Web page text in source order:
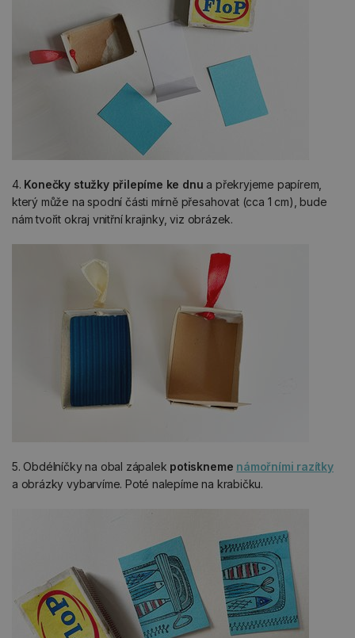
4. Konečky stužky přilepíme ke dnu a překryjeme papírem,
který může na spodní části mírně přesahovat (cca 1 cm), bude
nám tvořit okraj vnitřní krajinky, viz obrázek.
5. Obdélníčky na obal zápalek potiskneme námořními razítky
a obrázky vybarvíme. Poté nalepíme na krabičku.